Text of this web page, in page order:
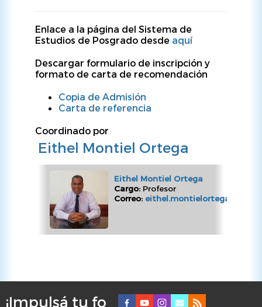
Enlace a la página del Sistema de
Estudios de Posgrado desde aquí
Descargar formulario de inscripción y
formato de carta de recomendación
Copia de Admisión
Carta de referencia
Coordinado por
Eithel Montiel Ortega
Eithel Montiel Ortega
Cargo: Profesor
Correo:
¡Impulsá tu fo